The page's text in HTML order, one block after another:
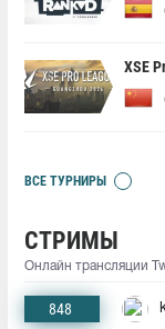
XSE
ВСЕ ТУРНИРЫ
СТРИМЫ
Онлайн трансляции
848